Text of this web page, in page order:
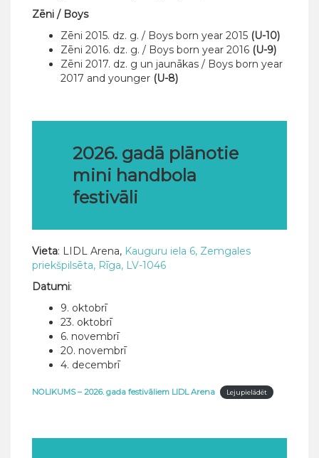
Zēni / Boys
Zēni 2015. dz. g. / Boys born year 2015 (U-10)
Zēni 2016. dz. g. / Boys born year 2016 (U-9)
Zēni 2017. dz. g un jaunākas / Boys born year
2017 and younger (U-8)
2026. gadā plānotie
mini handbola
festivāli
Vieta: LIDL Arena, Kauguru iela 6, Zemgales
priekšpilsēta, Rīga, LV-1046
Datumi:
9. oktobrī
23. oktobrī
6. novembrī
20. novembrī
4. decembrī
NOLIKUMS – 2026. gada festivāliem LIDL Arena Lejupielādēt